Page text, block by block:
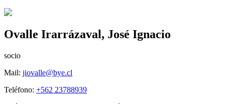
Ovalle Irarrázaval, José Ignacio
socio
Mail: jiovalle@bye.cl
Teléfono: +562 23788939